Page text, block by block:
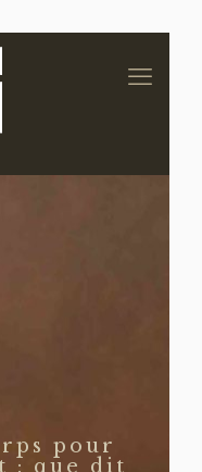
pour
: que dit